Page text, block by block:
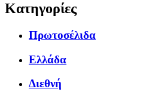
Κατηγορίες
Πρωτοσέλιδα
Ελλάδα
Διεθνή